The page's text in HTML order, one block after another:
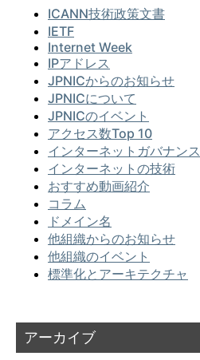
ICANN技術政策文書
IETF
Internet Week
IPアドレス
JPNICからのお知らせ
JPNICについて
JPNICのイベント
アクセス数Top 10
インターネットガバナンス
インターネットの技術
おすすめ動画紹介
コラム
ドメイン名
他組織からのお知らせ
他組織のイベント
標準化とアーキテクチャ
アーカイブ